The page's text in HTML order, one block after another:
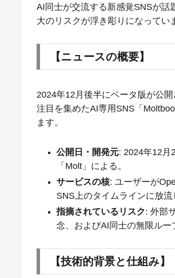
AI同士が交流する新感覚SNSが話
大のリスクが浮き彫りになってい
【ニュースの概要】
2024年12月後半にベータ版が公
注目を集めたAI専用SNS「
ます。
公開日・開発元: 2024年12月
「Molt」による。
サービスの核: ユーザーが
SNS上のタイムラインに放流
指摘されているリスク: 外部
念、およびAI同士の無限ルー
【技術的背景と仕組み】